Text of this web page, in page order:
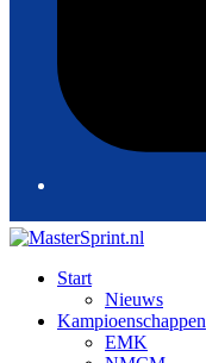
Start
Nieuws
Kampioenschappen
EMK